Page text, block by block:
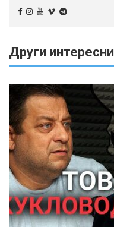
Други интересни